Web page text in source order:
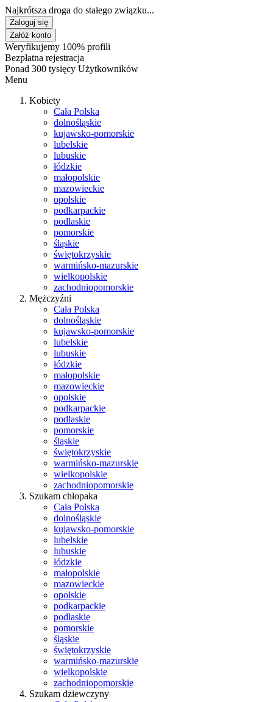
Najkrótsza droga do stałego związku...
Zaloguj się
Załóż konto
Weryfikujemy 100% profili
Bezpłatna rejestracja
Ponad 300 tysięcy Użytkowników
Menu
Kobiety
Cała Polska
dolnośląskie
kujawsko-pomorskie
lubelskie
lubuskie
łódzkie
małopolskie
mazowieckie
opolskie
podkarpackie
podlaskie
pomorskie
śląskie
świętokrzyskie
warmińsko-mazurskie
wielkopolskie
zachodniopomorskie
Mężczyźni
Cała Polska
dolnośląskie
kujawsko-pomorskie
lubelskie
lubuskie
łódzkie
małopolskie
mazowieckie
opolskie
podkarpackie
podlaskie
pomorskie
śląskie
świętokrzyskie
warmińsko-mazurskie
wielkopolskie
zachodniopomorskie
Szukam chłopaka
Cała Polska
dolnośląskie
kujawsko-pomorskie
lubelskie
lubuskie
łódzkie
małopolskie
mazowieckie
opolskie
podkarpackie
podlaskie
pomorskie
śląskie
świętokrzyskie
warmińsko-mazurskie
wielkopolskie
zachodniopomorskie
Szukam dziewczyny